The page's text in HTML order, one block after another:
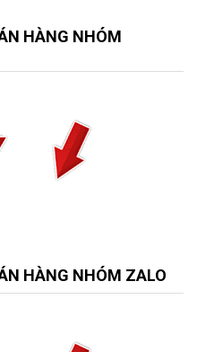
HÀNG NHÓM
HÀNG NHÓM ZALO